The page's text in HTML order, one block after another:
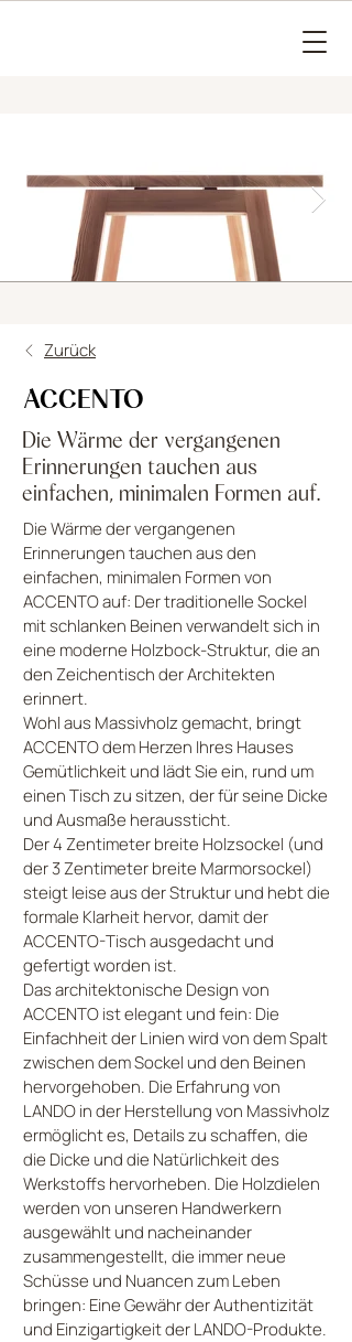
Zurück
ACCENTO
Die Wärme der vergangenen
Erinnerungen tauchen aus
einfachen, minimalen Formen auf.
Die Wärme der vergangenen
Erinnerungen tauchen aus den
einfachen, minimalen Formen von
ACCENTO auf: Der traditionelle Sockel
mit schlanken Beinen verwandelt sich in
eine moderne Holzbock-Struktur, die an
den Zeichentisch der Architekten
erinnert.
Wohl aus Massivholz gemacht, bringt
ACCENTO dem Herzen Ihres Hauses
Gemütlichkeit und lädt Sie ein, rund um
einen Tisch zu sitzen, der für seine Dicke
und Ausmaße heraussticht.
Der 4 Zentimeter breite Holzsockel (und
der 3 Zentimeter breite Marmorsockel)
steigt leise aus der Struktur und hebt die
formale Klarheit hervor, damit der
ACCENTO-Tisch ausgedacht und
gefertigt worden ist.
Das architektonische Design von
ACCENTO ist elegant und fein: Die
Einfachheit der Linien wird von dem Spalt
zwischen dem Sockel und den Beinen
hervorgehoben. Die Erfahrung von
LANDO in der Herstellung von Massivholz
ermöglicht es, Details zu schaffen, die
die Dicke und die Natürlichkeit des
Werkstoffs hervorheben. Die Holzdielen
werden von unseren Handwerkern
ausgewählt und nacheinander
zusammengestellt, die immer neue
Schüsse und Nuancen zum Leben
bringen: Eine Gewähr der Authentizität
und Einzigartigkeit der LANDO-Produkte.